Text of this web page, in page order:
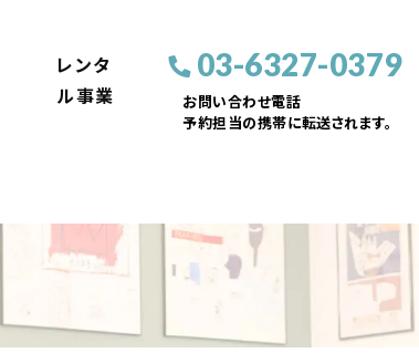
レンタ
ル事業
03-6327-0379
お問い合わせ電話
予約担当の携帯に転送されます。